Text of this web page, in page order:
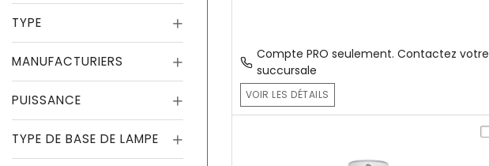
TYPE
MANUFACTURIERS
PUISSANCE
TYPE DE BASE DE LAMPE
Compte PRO seulement. Contactez votre
succursale
VOIR LES DÉTAILS